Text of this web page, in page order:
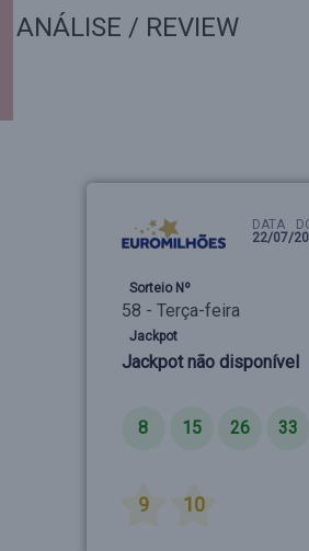
ANÁLISE / REVIEW
DATA
22/07/
Sorteio Nº
58 - Terça-feira
Jackpot
Jackpot não disponível
8 15 26 33
9 10